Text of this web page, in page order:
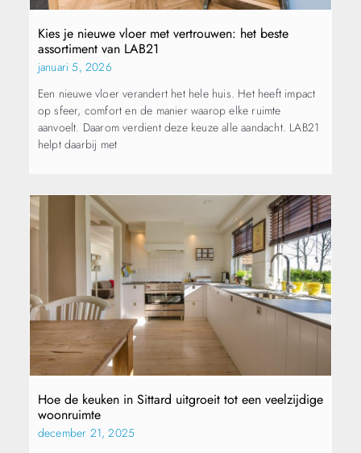
Kies je nieuwe vloer met vertrouwen: het beste
assortiment van LAB21
januari 5, 2026
Een nieuwe vloer verandert het hele huis. Het heeft impact
op sfeer, comfort en de manier waarop elke ruimte
aanvoelt. Daarom verdient deze keuze alle aandacht. LAB21
helpt daarbij met
Hoe de keuken in Sittard uitgroeit tot een veelzijdige
woonruimte
december 21, 2025